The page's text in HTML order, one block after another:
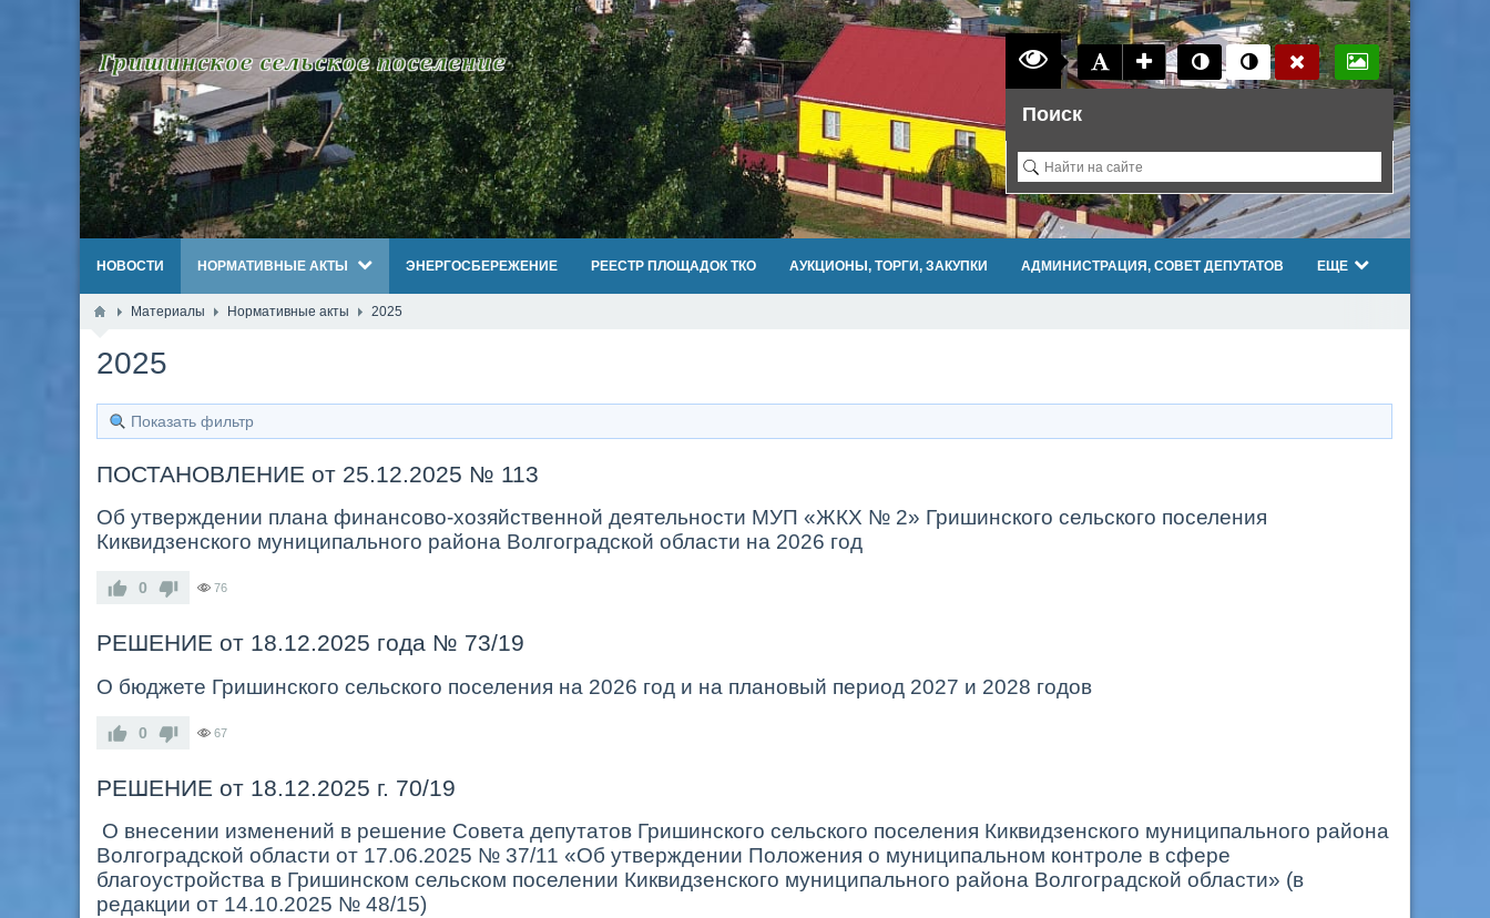
Поиск
НОВОСТИ НОРМАТИВНЫЕ АКТЫ ЭНЕРГОСБЕРЕЖЕНИЕ РЕЕСТР ПЛОЩАДОК ТКО АУКЦИОНЫ, ТОРГИ, ЗАКУПКИ АДМИНИСТРАЦИЯ, СОВЕТ ДЕПУТАТОВ ЕЩЕ
Материалы Нормативные акты 2025
2025
Показать фильтр
ПОСТАНОВЛЕНИЕ от 25.12.2025 № 113
Об утверждении плана финансово-хозяйственной деятельности МУП «ЖКХ № 2» Гришинского сельского поселения
Киквидзенского муниципального района Волгоградской области на 2026 год
0 76
РЕШЕНИЕ от 18.12.2025 года № 73/19
О бюджете Гришинского сельского поселения на 2026 год и на плановый период 2027 и 2028 годов
0 67
РЕШЕНИЕ от 18.12.2025 г. 70/19
О внесении изменений в решение Совета депутатов Гришинского сельского поселения Киквидзенского муниципального района
Волгоградской области от 17.06.2025 № 37/11 «Об утверждении Положения о муниципальном контроле в сфере
благоустройства в Гришинском сельском поселении Киквидзенского муниципального района Волгоградской области» (в
редакции от 14.10.2025 № 48/15)